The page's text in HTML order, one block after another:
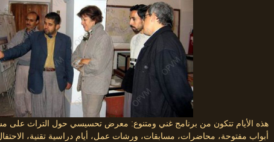
هذه الأيام تتكون من برنامج غني ومتنوع: معرض تحسيسي حول التراث على
أبواب مفتوحة، محاضرات، مسابقات، ورشات عمل، أيام دراسية تقنية،